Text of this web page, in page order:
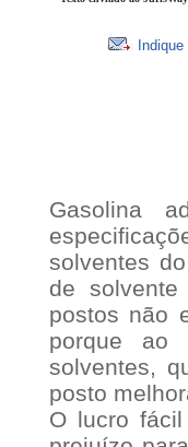
Gasolina
solventes
de
postos não
porque ao
solventes,
posto
O lucro